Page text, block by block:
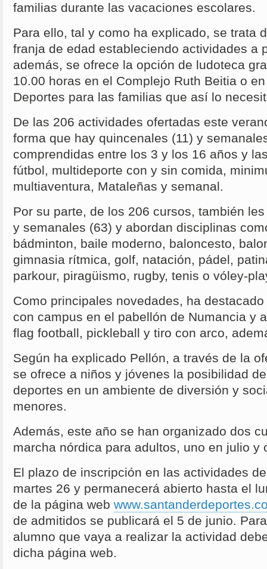
familias durante las vacaciones escolares.
Para ello, tal y como ha explicado, se trata
franja de edad estableciendo actividades a
además, se ofrece la opción de ludoteca
10.00 horas en el Complejo Ruth Beitia o
Deportes para las familias que así lo
De las 206 actividades ofertadas este
forma que hay quincenales (11) y
comprendidas entre los 3 y los 16 años y
fútbol, multideporte con y sin comida,
multiaventura, Mataleñas y semanal.
Por su parte, de los 206 cursos, también
y semanales (63) y abordan disciplinas
bádminton, baile moderno, baloncesto,
gimnasia rítmica, golf, natación, pádel,
parkour, piragüismo, rugby, tenis o vóley-
Como principales novedades, ha
con campus en el pabellón de Numancia y
flag football, pickleball y tiro con arco,
Según ha explicado Pellón, a través de la
se ofrece a niños y jóvenes la posibilidad
deportes en un ambiente de diversión y
menores.
Además, este año se han organizado dos
marcha nórdica para adultos, uno en julio y
El plazo de inscripción en las actividades
martes 26 y permanecerá abierto hasta el
de la página web
de admitidos se publicará el 5 de junio.
alumno que vaya a realizar la actividad
dicha página web.